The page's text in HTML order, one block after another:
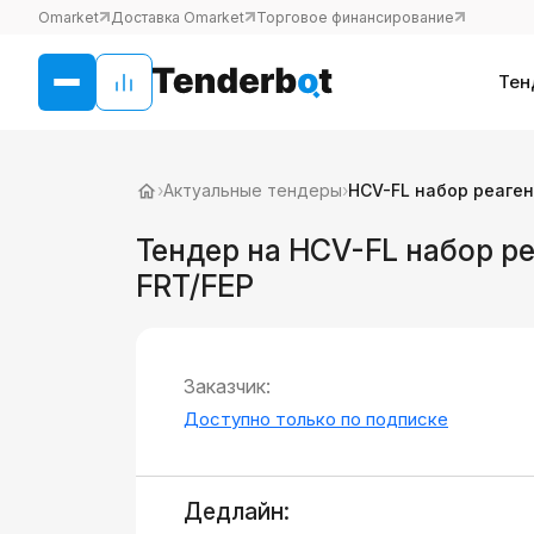
Omarket Доставка Omarket Торговое финансирование
›Актуальные тендеры›HСV-FL набор
Тендер на HСV-FL набор
FRT/FEP
Заказчик:
Доступно только по подписке
Дедлайн: